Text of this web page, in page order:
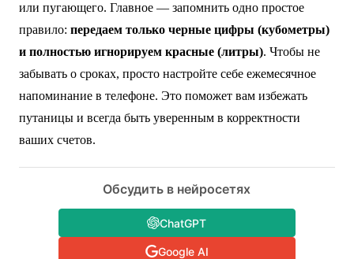
или пугающего. Главное — запомнить одно простое
правило: передаем только черные цифры (кубометры)
и полностью игнорируем красные (литры). Чтобы не
забывать о сроках, просто настройте себе ежемесячное
напоминание в телефоне. Это поможет вам избежать
путаницы и всегда быть уверенным в корректности
ваших счетов.
Обсудить в нейросетях
ChatGPT
Google AI